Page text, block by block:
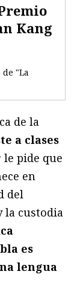
Kang
"La
de la
a clases
le pide que
en
del
la custodia
es
lengua